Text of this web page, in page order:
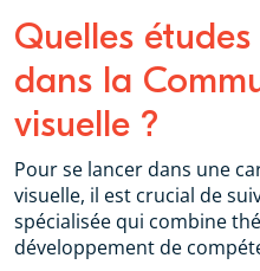
Quelles
dans la
visuelle ?
Pour se lancer dans une
visuelle, il est crucial de
spécialisée qui combine
développement de